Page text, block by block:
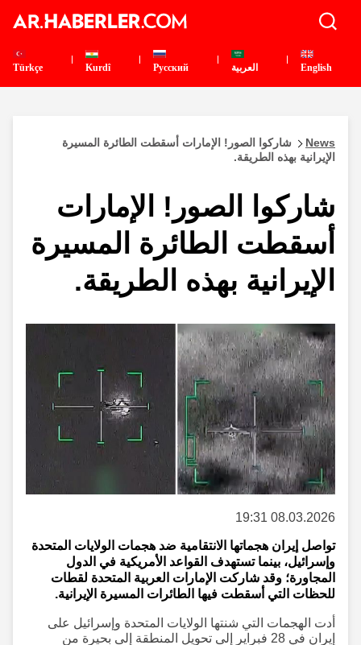
English العربية Pусский
Kurdî
Türkçe
News
شاركوا الصور! الإمارات أسقطت الطائرة المسيرة
الإيرانية بهذه الطريقة.
شاركوا الصور! الإمارات
أسقطت الطائرة المسيرة
الإيرانية بهذه الطريقة.
08.03.2026 19:31
تواصل إيران هجماتها الانتقامية ضد هجمات الولايات المتحدة
وإسرائيل، بينما تستهدف القواعد الأمريكية في الدول
المجاورة؛ وقد شاركت الإمارات العربية المتحدة لقطات
للحظات التي أسقطت فيها الطائرات المسيرة الإيرانية.
أدت الهجمات التي شنتها الولايات المتحدة وإسرائيل على
إيران في 28 فبراير إلى تحويل المنطقة إلى بحيرة من